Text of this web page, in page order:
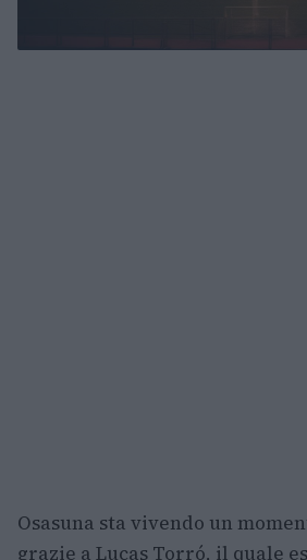
Osasuna sta vivendo un
grazie a Lucas Torró, il quale